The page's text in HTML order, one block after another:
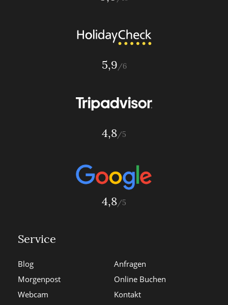
5,9/6
4,8/5
4,8/5
Service
Blog
Morgenpost
Webcam
Anfragen
Online Buchen
Kontakt